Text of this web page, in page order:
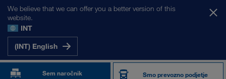
We believe that we can offer you a better version of this
website.
INT
(INT) English
Sem naročnik Smo prevozno podjetje